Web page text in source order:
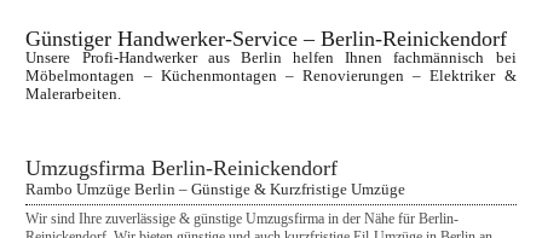
Günstiger Handwerker-Service – Berlin-Reinickendorf
Unsere Profi-Handwerker aus Berlin helfen Ihnen fachmännisch bei
Möbelmontagen – Küchenmontagen – Renovierungen – Elektriker &
Malerarbeiten.
Umzugsfirma Berlin-Reinickendorf
Rambo Umzüge Berlin – Günstige & Kurzfristige Umzüge
Wir sind Ihre zuverlässige & günstige Umzugsfirma in der Nähe für Berlin-